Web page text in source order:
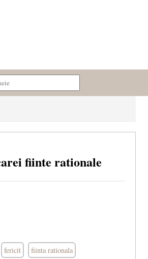
fiinte rationale
fericit fiinta rationala